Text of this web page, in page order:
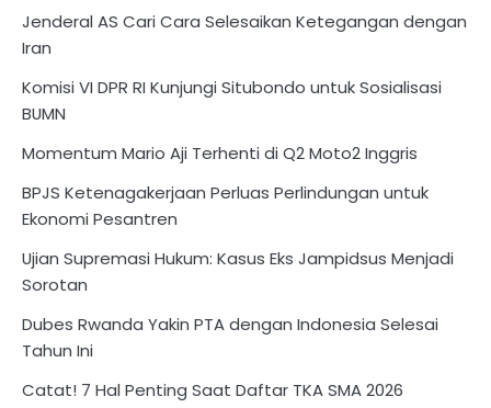
Jenderal AS Cari Cara Selesaikan Ketegangan dengan
Iran
Komisi VI DPR RI Kunjungi Situbondo untuk Sosialisasi
BUMN
Momentum Mario Aji Terhenti di Q2 Moto2 Inggris
BPJS Ketenagakerjaan Perluas Perlindungan untuk
Ekonomi Pesantren
Ujian Supremasi Hukum: Kasus Eks Jampidsus Menjadi
Sorotan
Dubes Rwanda Yakin PTA dengan Indonesia Selesai
Tahun Ini
Catat! 7 Hal Penting Saat Daftar TKA SMA 2026